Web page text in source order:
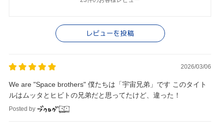
レビューを投稿
2026/03/06
We are "Space brothers" 僕たちは「宇宙兄弟」です このタイト
ルはムッタとヒビトの兄弟だと思ってたけど、違った！
Posted by